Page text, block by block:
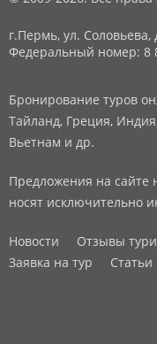
г.Пермь, ул. Соловьева,
Федеральный номер: 8
Бронирование туров
Тайланд, Греция,
Вьетнам и др.
Предложения на сайте
носят исключительно
Новости Отзывы
Заявка на тур
Статьи